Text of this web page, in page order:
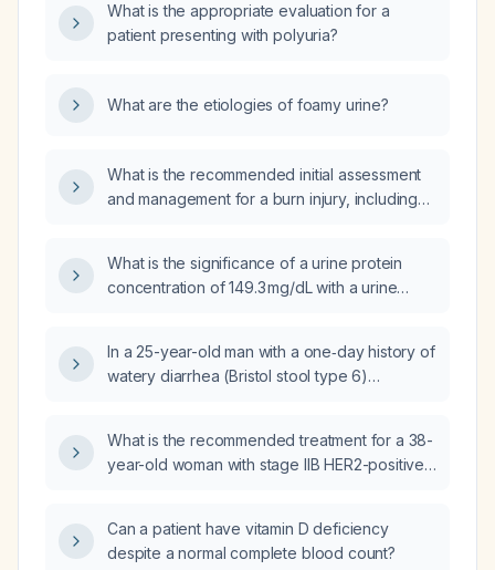
light‑headedness, hypernatremia,
hyperchloremia, and elevated serum
What is the appropriate evaluation for a
patient presenting with polyuria?
What are the etiologies of foamy urine?
What is the recommended initial assessment
and management for a burn injury, including
nutrition, and follow‑up?
What is the significance of a urine protein
concentration of 149.3 mg/dL with a urine
In a 25-year-old man with a one‑day history of
watery diarrhea (Bristol stool type 6)
dehydration indicated by a capillary refill time
of three seconds, and a past history of
possible lactose intolerance, what is the most
likely diagnosis and what are the appropriate
What is the recommended treatment for a 38-
year-old woman with stage IIB HER2-positive
Can a patient have vitamin D deficiency
despite a normal complete blood count?